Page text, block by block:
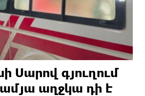
Սարով գյուղում
աղջկա դի է